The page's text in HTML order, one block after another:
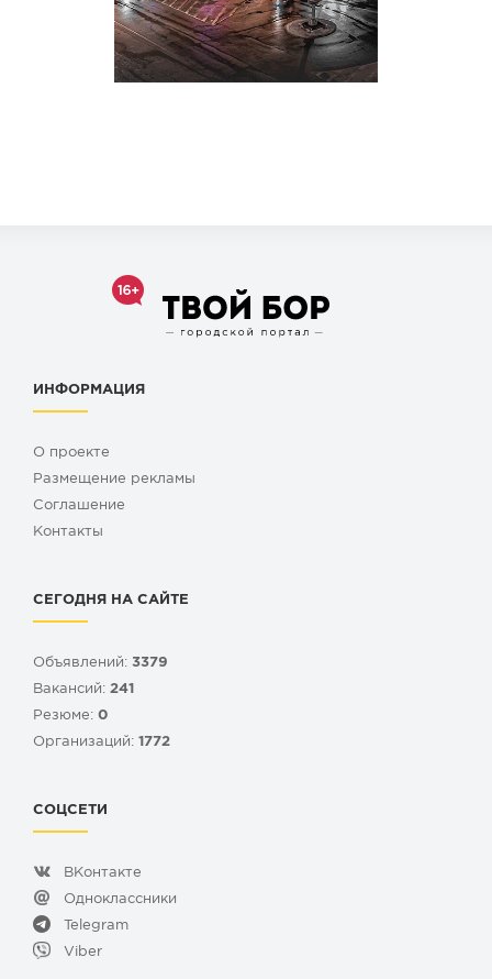
ИНФОРМАЦИЯ
О проекте
Размещение рекламы
Cоглашение
Контакты
СЕГОДНЯ НА САЙТЕ
Объявлений: 3379
Вакансий: 241
Резюме: 0
Организаций: 1772
СОЦСЕТИ
ВКонтакте
Одноклассники
Telegram
Viber